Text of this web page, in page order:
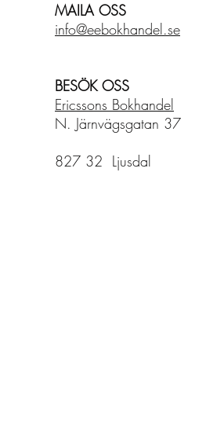
MAILA OSS
info@eebokhandel.se
BESÖK OSS
Ericssons Bokhandel
N. Järnvägsgatan 37
827 32 Ljusdal